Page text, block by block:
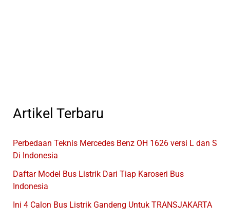
Artikel Terbaru
Perbedaan Teknis Mercedes Benz OH 1626 versi L dan S
Di Indonesia
Daftar Model Bus Listrik Dari Tiap Karoseri Bus
Indonesia
Ini 4 Calon Bus Listrik Gandeng Untuk TRANSJAKARTA